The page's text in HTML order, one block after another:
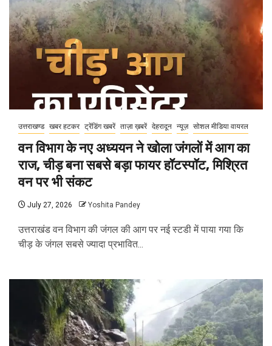
उत्तराखण्ड खबर हटकर ट्रेंडिंग खबरें ताज़ा ख़बरें देहरादून न्यूज़ सोशल मीडिया वायरल
वन विभाग के नए अध्ययन ने खोला जंगलों में आग का
राज, चीड़ बना सबसे बड़ा फायर हॉटस्पॉट, मिश्रित
वन पर भी संकट
July 27, 2026 Yoshita Pandey
उत्तराखंड वन विभाग की जंगल की आग पर नई स्टडी में पाया गया कि
चीड़ के जंगल सबसे ज्यादा प्रभावित...